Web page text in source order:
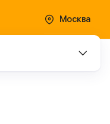
Москва